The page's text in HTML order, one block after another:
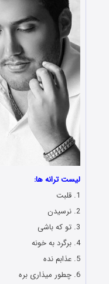
لیست ترانه ها:
1. قلبت
2. نرسیدن
3. تو که باشی
4. برگرد به خونه
5. عذابم نده
6. چطور میذاری بره